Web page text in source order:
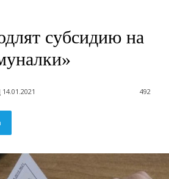
субсидию на
14.01.2021 492